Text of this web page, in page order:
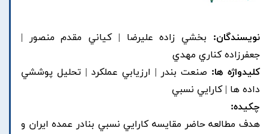
نویسندگان: بخشي زاده عليرضا | کياني مقدم منصور |
جعفرزاده کناري مهدي
کلیدواژه ها: صنعت بندر | ارزيابي عملکرد | تحليل پوششي
داده ها | کارايي نسبي
چکیده:
هدف مطالعه حاضر مقايسه کارايي نسبي بنادر عمده ايران و